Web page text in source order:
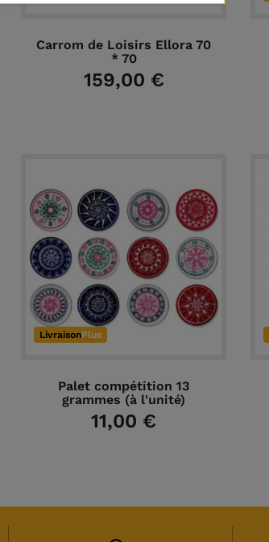
Carrom de Loisirs Ellora 70
* 70
159,00 €
LivraisonPlus
Palet compétition 13
grammes (à l'unité)
11,00 €